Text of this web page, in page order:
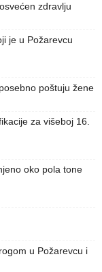
zdravlju
je u Požarevcu
poštuju žene
za višeboj 16.
oko pola tone
u Požarevcu i